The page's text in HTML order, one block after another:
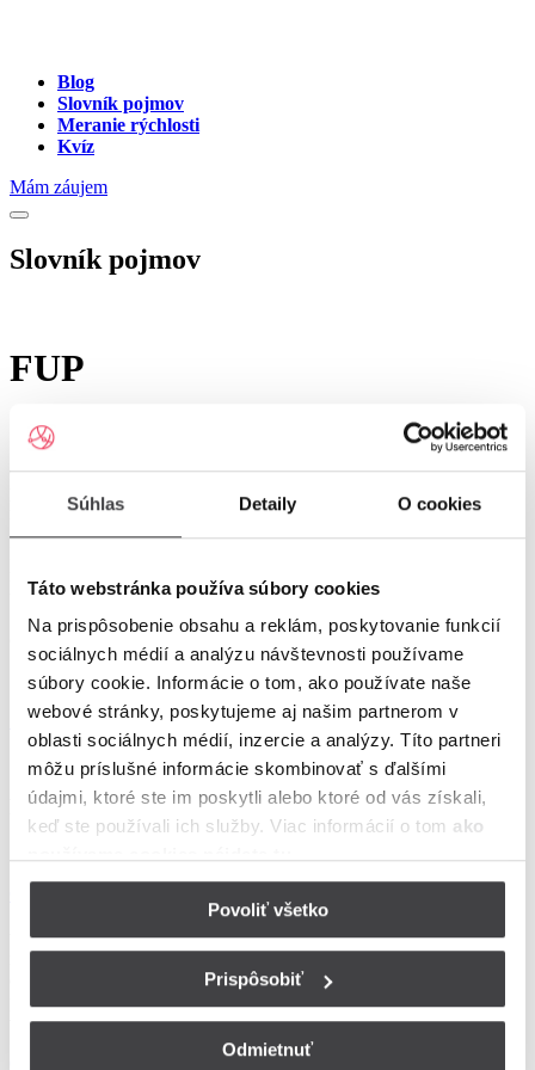
Súhlas Detaily O cookies
Táto webstránka používa súbory cookies
Na prispôsobenie obsahu a reklám, poskytovanie funkcií
sociálnych médií a analýzu návštevnosti používame
súbory cookie. Informácie o tom, ako používate naše
webové stránky, poskytujeme aj našim partnerom v
oblasti sociálnych médií, inzercie a analýzy. Títo partneri
môžu príslušné informácie skombinovať s ďalšími
údajmi, ktoré ste im poskytli alebo ktoré od vás získali,
keď ste používali ich služby. Viac informácií o tom ako
Povoliť všetko
Prispôsobiť
Odmietnuť
Blog
Slovník pojmov
Meranie rýchlosti
Kvíz
Mám záujem
Slovník pojmov
FUP
Skratka FUP je niekedy nesprávne označovaná za "dátové limity".
Správne ide ale o skratku pre "Fair User Policy" - súbor pravidiel a
opatrení, ktoré vedú k spravodlivému deleniu internetového
pripojenia dnes predovšetkým medzi užívateľov inteligentných
mobilných telefónov.
užívateľom. Skôr preto boli používatelia nadmerného množstva dát
"penalizovaní" poplatky za ďalšie sťahovanie, dnes im mobilní
operátori dočasne zníži prenosovú rýchlosť.
Späť do slovníka pojmov
Poznáte tiež...?
Skratka CDMA (Code Division Multiple Access) označuje jeden z
technologicky star&scaron;&iacute;ch &scaron;tandardov
mobiln&eacute;ho bezdr&ocirc;tov&eacute;ho
d&aacute;tov&eacute;ho pripojenia, ktor&yacute; bol
p&ocirc;vodne vyvinut&yacute; už v 70. rokoch 20. storočia pre
vojensk&eacute; potreby. V...